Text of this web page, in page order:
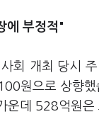
에 부정적"
회 개최 당시
원으로 상향
운데 528억원